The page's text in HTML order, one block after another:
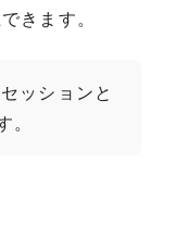
きます。
ッションと
。